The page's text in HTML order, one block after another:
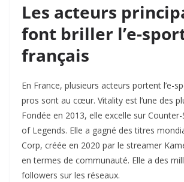
Les acteurs
font briller l’e-
français
En France, plusieurs acteurs portent l’e-
pros sont au cœur. Vitality est l’une des
Fondée en 2013, elle excelle sur
of Legends. Elle a gagné des titres
Corp, créée en 2020 par le streamer
en termes de communauté. Elle a des
followers sur les réseaux.